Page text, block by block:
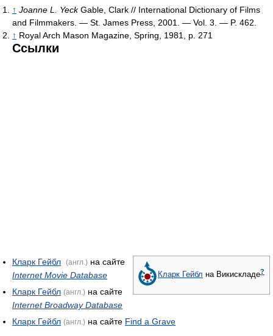
↑ Joanne L. YeckGable, Clark // International Dictionary of Films
and Filmmakers. — St. James Press, 2001. — Vol. 3. — P. 462.
↑ Royal Arch Mason Magazine, Spring, 1981, p. 271
Ссылки
Кларк Гейбл на Викискладе?
Кларк Гейбл (англ.) на сайте
Internet Movie Database
Кларк Гейбл (англ.) на сайте
Internet Broadway Database
Кларк Гейбл (англ.) на сайте Find a Grave